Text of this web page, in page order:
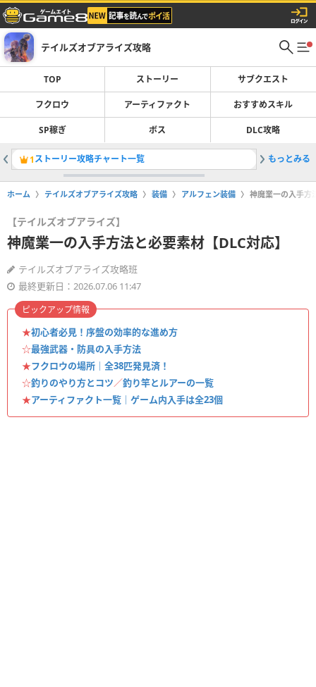
テイルズオブアライズ攻略
TOP ストーリー サブクエスト
フクロウ アーティファクト おすすめスキル
SP稼ぎ ボス DLC攻略
1ストーリー攻略チャート一覧 2ガナベ
もっとみる
ホーム テイルズオブアライズ攻略 装備 アルフェン装備 神魔業一の入手方
【テイルズオブアライズ】
神魔業一の入手方法と必要素材【DLC対応】
テイルズオブアライズ攻略班
最終更新日：2026.07.06 11:47
★初心者必見！序盤の効率的な進め方
☆最強武器・防具の入手方法
★フクロウの場所｜全38匹発見済！
☆釣りのやり方とコツ／釣り竿とルアーの一覧
★アーティファクト一覧｜ゲーム内入手は全23個
ピックアップ情報